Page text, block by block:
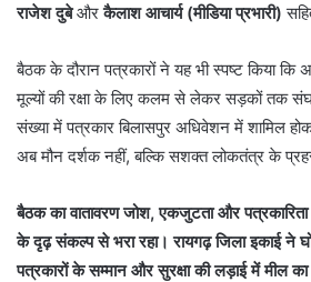
राजेश दुबेऔरकैलाश आचार्य (मीडिया प्रभारी)
बैठक के दौरान पत्रकारों ने यह भी स्पष्ट किया
मूल्यों की रक्षा के लिए कलम से लेकर सड़कों तक
संख्या में पत्रकार बिलासपुर अधिवेशन में शामिल
अब मौन दर्शक नहीं, बल्कि सशक्त लोकतंत्र के
बैठक का वातावरण जोश, एकजुटता और पत्रकारिता
के दृढ़ संकल्प से भरा रहा। रायगढ़ जिला इकाई ने
पत्रकारों के सम्मान और सुरक्षा की लड़ाई में मील का